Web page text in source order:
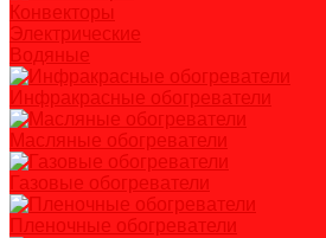
Конвекторы
Электрические
Водяные
Инфракрасные обогреватели
Масляные обогреватели
Газовые обогреватели
Пленочные обогреватели